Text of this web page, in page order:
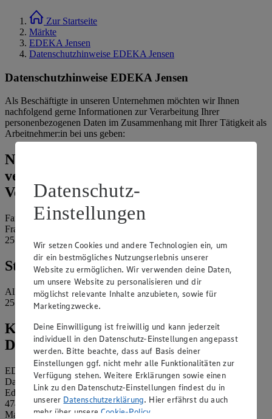
Zur Startseite
Märkte
EDEKA Jensen
Datenschutzhinweise EDEKA Jensen
Datenschutzhinweise EDEKA Jensen
Als Beschäftigte in unseren Unternehmen möchten wir Ihnen
nachfolgend gerne Informationen zur Verarbeitung Ihrer
personenbezogenen Daten im Zusammenhang mit Ihrer Tätigkeit als
Arbeitnehmer:in bei uns geben:
Name und Kontaktdaten der
verantwortlichen Stelle und ggf. deren
Vertretung:
Familie Jensen Handels KG
Fraunhoferstraße 1 c
25524 Itzehoe
Standort des Marktes:
Alleestraße 6
25761 Büsum
Kontaktdaten des betrieblichen
Datenschutzbeauftragten:
EDEKA Nordwest Stiftung & Co. KG
Datenschutzbeauftragter
Edekaplatz 1
47445 Moers
Mail:
nw_datenschutz@edeka.de
Datenschutz-
Einstellungen
Wir setzen Cookies und andere Technologien ein, um
dir ein bestmögliches Nutzungserlebnis unserer
Website zu ermöglichen. Wir verwenden deine Daten,
um unsere Website zu personalisieren und dir
möglichst relevante Inhalte anzubieten, sowie für
Marketingzwecke.
Deine Einwilligung ist freiwillig und kann jederzeit
individuell in den Datenschutz-Einstellungen angepasst
werden. Bitte beachte, dass auf Basis deiner
Einstellungen ggf. nicht mehr alle Funktionalitäten zur
Verfügung stehen. Weitere Erklärungen sowie einen
Link zu den Datenschutz-Einstellungen findest du in
unserer Datenschutzerklärung. Hier erfährst du auch
mehr über unsereCookie-Policy.